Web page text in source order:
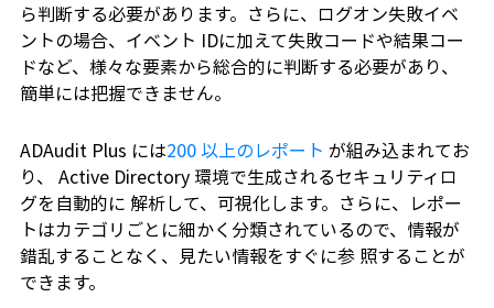
ら判断する必要があります。さらに、ログオン失敗イベ
ントの場合、イベント IDに加えて失敗コードや結果コー
ドなど、様々な要素から総合的に判断する必要があり、
簡単には把握できません。
ADAudit Plus には200 以上のレポート が組み込まれてお
り、 Active Directory 環境で生成されるセキュリティロ
グを自動的に 解析して、可視化します。さらに、レポー
トはカテゴリごとに細かく分類されているので、情報が
錯乱することなく、見たい情報をすぐに参 照することが
できます。